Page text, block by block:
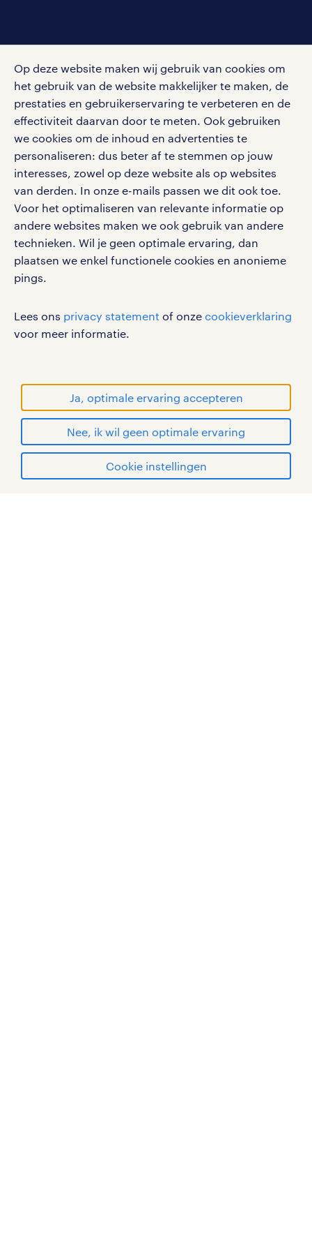
Op deze website maken wij gebruik van cookies om
het gebruik van de website makkelijker te maken, de
prestaties en gebruikerservaring te verbeteren en de
effectiviteit daarvan door te meten. Ook gebruiken
we cookies om de inhoud en advertenties te
personaliseren: dus beter af te stemmen op jouw
interesses, zowel op deze website als op websites
van derden. In onze e-mails passen we dit ook toe.
Voor het optimaliseren van relevante informatie op
andere websites maken we ook gebruik van andere
technieken. Wil je geen optimale ervaring, dan
plaatsen we enkel functionele cookies en anonieme
pings.
Lees ons privacy statement of onze cookieverklaring
voor meer informatie.
Ja, optimale ervaring accepteren
Nee, ik wil geen optimale ervaring
Cookie instellingen
Volg ons voor de leukste content omtrent
vacatures, solliciteren en inspiratie.
werken bij randstad
gebruikersvoorwaarden
privacystatement
cookies
disclaimer
sitemap
RANDSTAD, HUMAN FORWARD en SHAPING THE
WORLD OF WORK zijn geregistreerde